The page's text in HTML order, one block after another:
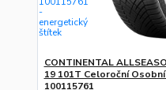
CONTINENTAL
19 101T Celoroční
100115761